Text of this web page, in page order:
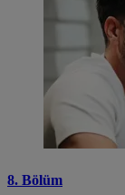
8. Bölüm